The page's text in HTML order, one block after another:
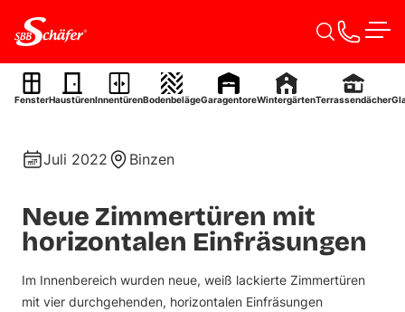
FensterHaustürenInnentürenBodenbelägeGaragentoreWintergärtenTerrassendächer
Zimmertüren
Juli 2022 Binzen
Neue Zimmertüren mit
horizontalen Einfräsungen
Im Innenbereich wurden neue, weiß lackierte Zimmertüren
mit vier durchgehenden, horizontalen Einfräsungen